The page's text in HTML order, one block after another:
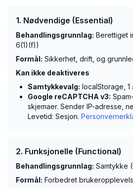
1. Nødvendige (Essential)
Behandlingsgrunnlag: Berettiget
6(1)(f))
Formål: Sikkerhet, drift, og
Kan ikke deaktiveres
Samtykkevalg: localStorage, 1
Google reCAPTCHA v3:
skjemaer. Sender IP-adresse,
Levetid: Sesjon.
2. Funksjonelle (Functional)
Behandlingsgrunnlag: Samtykke
Formål: Forbedret